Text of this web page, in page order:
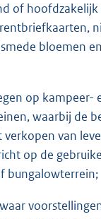
of hoofdzakelijk
bloemen
op kampeer-
waarbij de
verkopen van
op de
bungalowterrein;